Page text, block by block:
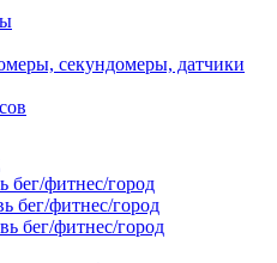
секундомеры, датчики
бег/фитнес/город
бег/фитнес/город
бег/фитнес/город